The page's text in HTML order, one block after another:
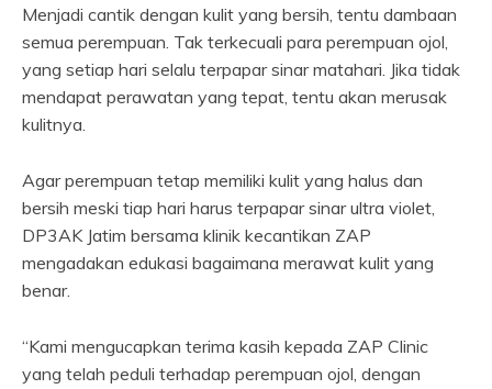
Menjadi cantik dengan kulit yang bersih, tentu dambaan
semua perempuan. Tak terkecuali para perempuan ojol,
yang setiap hari selalu terpapar sinar matahari. Jika tidak
mendapat perawatan yang tepat, tentu akan merusak
kulitnya.
Agar perempuan tetap memiliki kulit yang halus dan
bersih meski tiap hari harus terpapar sinar ultra violet,
DP3AK Jatim bersama klinik kecantikan ZAP
mengadakan edukasi bagaimana merawat kulit yang
benar.
“Kami mengucapkan terima kasih kepada ZAP Clinic
yang telah peduli terhadap perempuan ojol, dengan